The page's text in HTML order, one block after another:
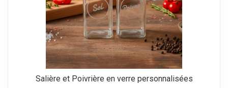
Salière et Poivrière en verre personnalisées